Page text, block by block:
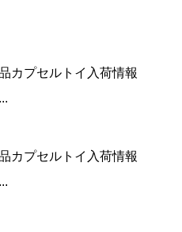
カプセルトイ入荷情報
カプセルトイ入荷情報